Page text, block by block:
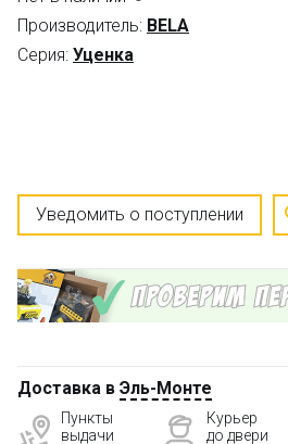
Производитель: BELA
Серия: Уценка
Уведомить о поступлении
Доставка в Эль-Монте
Пункты
выдачи
Курьер
до двери